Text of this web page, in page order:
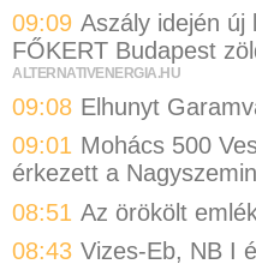
09:09 Aszály idején új
FŐKERT Budapest
ALTERNATIVENERGIA.HU
09:08 Elhunyt
09:01 Mohács 500
érkezett a
08:51 Az örökölt
08:43 Vizes-Eb, NB I